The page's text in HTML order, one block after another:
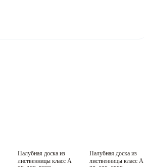
Класс A
Палубная доска из
лиственницы класс А
Класс A
Палубная доска из
лиственницы класс А